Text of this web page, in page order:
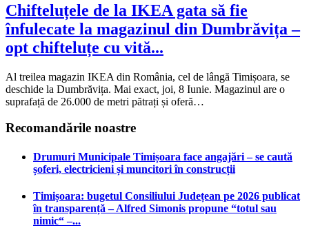
Chifteluțele de la IKEA gata să fie
înfulecate la magazinul din Dumbrăvița –
opt chifteluțe cu vită...
Al treilea magazin IKEA din România, cel de lângă Timișoara, se
deschide la Dumbrăvița. Mai exact, joi, 8 Iunie. Magazinul are o
suprafață de 26.000 de metri pătrați și oferă…
Recomandările noastre
Drumuri Municipale Timișoara face angajări – se caută
șoferi, electricieni și muncitori în construcții
Timișoara: bugetul Consiliului Județean pe 2026 publicat
în transparență – Alfred Simonis propune “totul sau
nimic“ –...